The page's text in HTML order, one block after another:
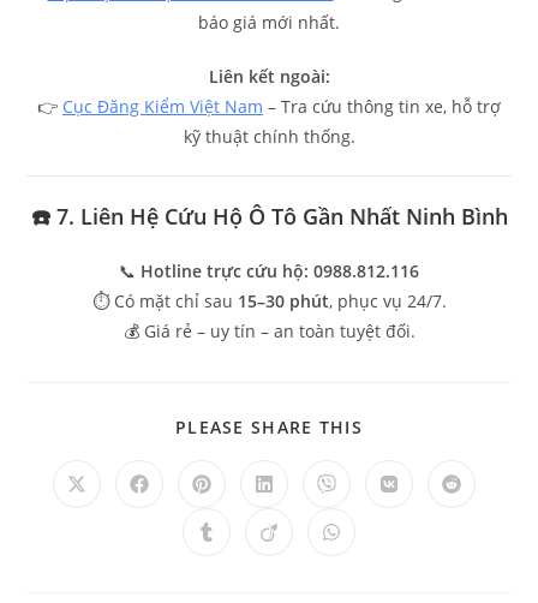
báo giá mới nhất.
Liên kết ngoài:
👉 Cục Đăng Kiểm Việt Nam – Tra cứu thông tin xe, hỗ trợ
kỹ thuật chính thống.
☎️ 7. Liên Hệ Cứu Hộ Ô Tô Gần Nhất Ninh Bình
📞 Hotline trực cứu hộ: 0988.812.116
⏱️ Có mặt chỉ sau 15–30 phút, phục vụ 24/7.
💰 Giá rẻ – uy tín – an toàn tuyệt đối.
PLEASE SHARE THIS